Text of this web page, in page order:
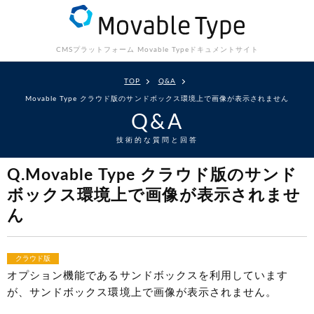
CMSプラットフォーム Movable Type ドキュメントサイト
TOP Q&A
Movable Type クラウド版のサンドボックス環境上で画像が表示されません
Q&A
技術的な質問と回答
Q.Movable Type クラウド版のサンド
ボックス環境上で画像が表示されませ
ん
クラウド版
オプション機能であるサンドボックスを利用しています
が、サンドボックス環境上で画像が表示されません。